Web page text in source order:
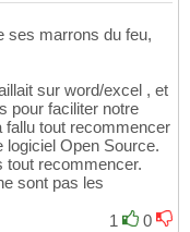
ses marrons du feu,
sur word/excel , et
pour faciliter notre
fallu tout recommencer
logiciel Open Source.
tout recommencer.
sont pas les
1
0